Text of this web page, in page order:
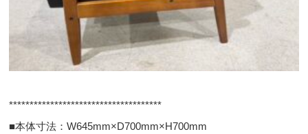
*************************************
■本体寸法：W645mm×D700mm×H700mm